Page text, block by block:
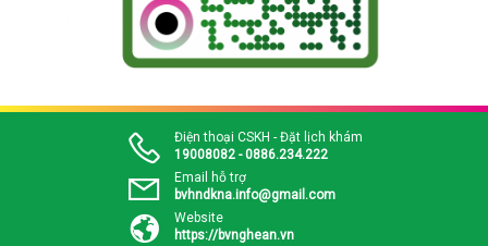
Điện thoại CSKH - Đặt lịch khám
19008082 - 0886.234.222
Email hỗ trợ
bvhndkna.info@gmail.com
Website
https://bvnghean.vn